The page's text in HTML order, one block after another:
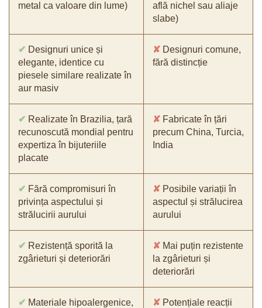
metal ca valoare din lume)
află nichel sau aliaje
slabe)
✔ Designuri unice și
elegante, identice cu
piesele similare realizate în
aur masiv
✘ Designuri comune,
fără distincție
✔ Realizate în Brazilia, țară
recunoscută mondial pentru
expertiza în bijuteriile
placate
✘ Fabricate în țări
precum China, Turcia,
India
✔ Fără compromisuri în
privința aspectului și
strălucirii aurului
✘ Posibile variații în
aspectul și strălucirea
aurului
✔ Rezistență sporită la
zgârieturi și deteriorări
✘ Mai puțin rezistente
la zgârieturi și
deteriorări
✔ Materiale hipoalergenice,
✘ Potențiale reacții